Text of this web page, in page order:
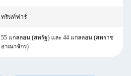
ทรินท์ฟาร์
55 แกลลอน (สหรัฐ) และ 44 แกลลอน (สหราช
อาณาจักร)